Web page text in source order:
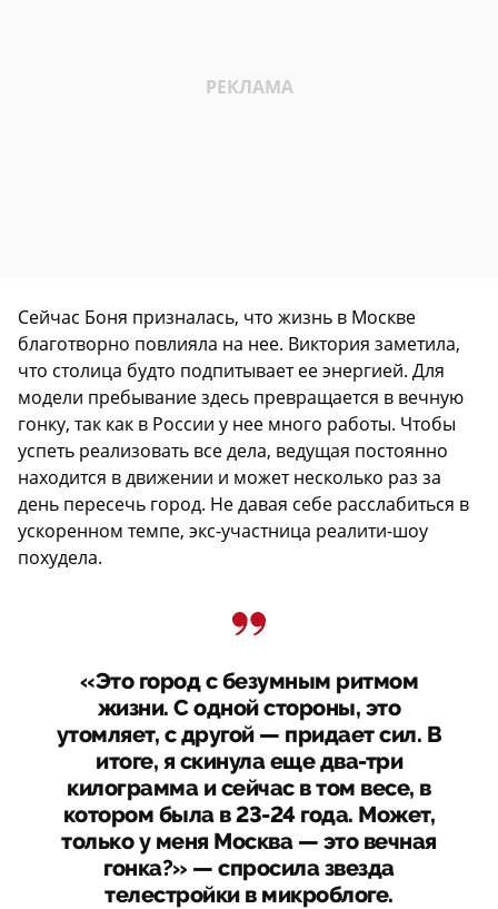
Сейчас Боня призналась, что жизнь в Москве
благотворно повлияла на нее. Виктория заметила,
что столица будто подпитывает ее энергией. Для
модели пребывание здесь превращается в вечную
гонку, так как в России у нее много работы. Чтобы
успеть реализовать все дела, ведущая постоянно
находится в движении и может несколько раз за
день пересечь город. Не давая себе расслабиться в
ускоренном темпе, экс-участница реалити-шоу
похудела.
«Это город с безумным ритмом
жизни. С одной стороны, это
утомляет, с другой — придает сил. В
итоге, я скинула еще два-три
килограмма и сейчас в том весе, в
котором была в 23-24 года. Может,
только у меня Москва — это вечная
гонка?» — спросила звезда
телестройки в микроблоге.